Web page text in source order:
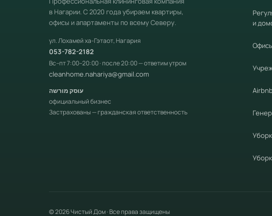
в Нагарии. С 2020 года убираем квартиры,
офисы и апартаменты по всему Северу.
ул. Лохамей ха-Гэтаот, Нагария
053-782-2182
Вс–пт 7:00–20:00 · после 20:00 — ответим утром
cleanhome.nahariya@gmail.com
עוסק מורשה
официальный бизнес
Застрахованы — гражданская ответственность
и
© 2026 Чистый Дом · Все права защищены